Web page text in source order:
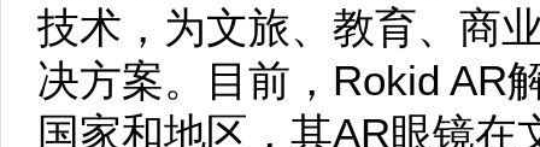
技术，为文旅、教育、商
决方案。目前，Rokid AR
国家和地区，其AR眼镜